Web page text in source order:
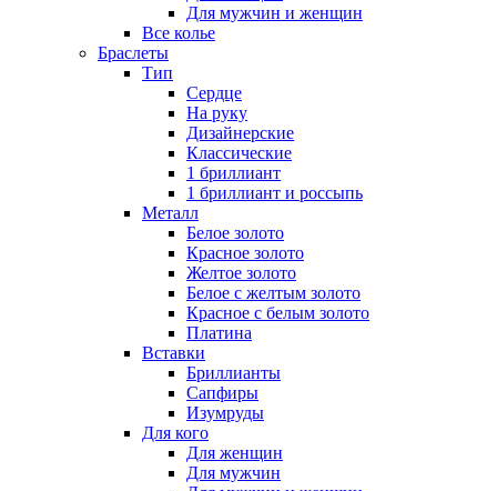
Для мужчин и женщин
Все колье
Браслеты
Тип
Сердце
На руку
Дизайнерские
Классические
1 бриллиант
1 бриллиант и россыпь
Металл
Белое золото
Красное золото
Желтое золото
Белое с желтым золото
Красное с белым золото
Платина
Вставки
Бриллианты
Сапфиры
Изумруды
Для кого
Для женщин
Для мужчин